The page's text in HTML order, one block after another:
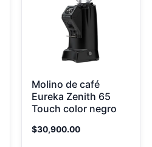
Molino de café
Eureka Zenith 65
Touch color negro
$30,900.00